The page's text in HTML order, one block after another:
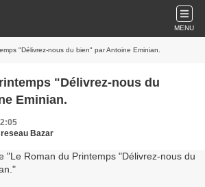
MENU
"Délivrez-nous du bien" par Antoine Eminian.
"Délivrez-nous du
Eminian.
Bazar